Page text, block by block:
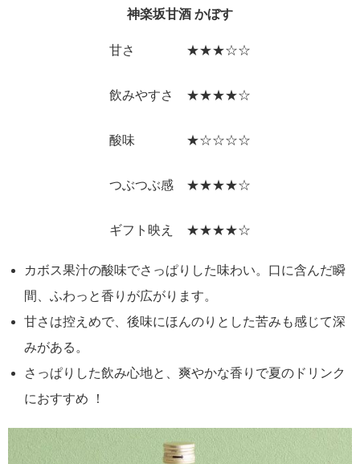
神楽坂甘酒 かぼす
甘さ ★★★☆☆
飲みやすさ ★★★★☆
酸味 ★☆☆☆☆
つぶつぶ感 ★★★★☆
ギフト映え ★★★★☆
カボス果汁の酸味でさっぱりした味わい。口に含んだ瞬
間、ふわっと香りが広がります。
甘さは控えめで、後味にほんのりとした苦みも感じて深
みがある。
さっぱりした飲み心地と、爽やかな香りで夏のドリンク
におすすめ ！